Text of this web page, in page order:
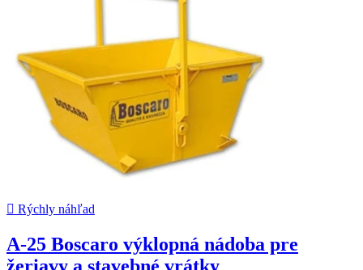
 Rýchly náhľad
A-25 Boscaro výklopná nádoba pre